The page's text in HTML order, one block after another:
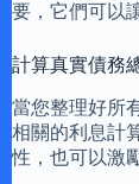
要，它們可以
計算真實債務
當您整理好所
相關的利息計
性，也可以激